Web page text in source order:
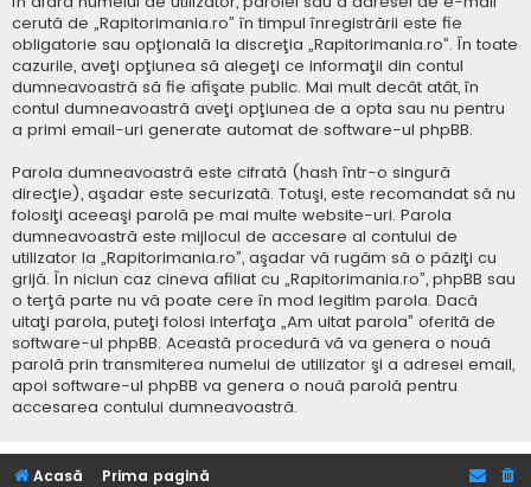
cerută de „Rapitorimania.ro” în timpul înregistrării este fie
obligatorie sau opţională la discreţia „Rapitorimania.ro”. În toate
cazurile, aveţi opţiunea să alegeţi ce informaţii din contul
dumneavoastră să fie afişate public. Mai mult decât atât, în
contul dumneavoastră aveţi opţiunea de a opta sau nu pentru
a primi email-uri generate automat de software-ul phpBB.
Parola dumneavoastră este cifrată (hash într-o singură
direcţie), aşadar este securizată. Totuşi, este recomandat să nu
folosiţi aceeaşi parolă pe mai multe website-uri. Parola
dumneavoastră este mijlocul de accesare al contului de
utilizator la „Rapitorimania.ro”, aşadar vă rugăm să o păziţi cu
grijă. În niciun caz cineva afiliat cu „Rapitorimania.ro”, phpBB sau
o terţă parte nu vă poate cere în mod legitim parola. Dacă
uitaţi parola, puteţi folosi interfaţa „Am uitat parola” oferită de
software-ul phpBB. Această procedură vă va genera o nouă
parolă prin transmiterea numelui de utilizator şi a adresei email,
apoi software-ul phpBB va genera o nouă parolă pentru
accesarea contului dumneavoastră.
Acasă Prima pagină